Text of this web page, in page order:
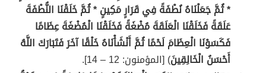
* ثُمَّ جَعَلْنَاهُ نُطْفَةً فِي قَرَارٍ مَكِينٍ * ثُمَّ خَلَقْنَا النُّطْفَةَ
عَلَقَةً فَخَلَقْنَا الْعَلَقَةَ مُضْغَةً فَخَلَقْنَا الْمُضْغَةَ عِظَامًا
فَكَسَوْنَا الْعِظَامَ لَحْمًا ثُمَّ أَنْشَأْنَاهُ خَلْقًا آخَرَ فَتَبَارَكَ اللَّهُ
أَحْسَنُ الْخَالِقِينَ) [المؤمنون: 12 – 14].